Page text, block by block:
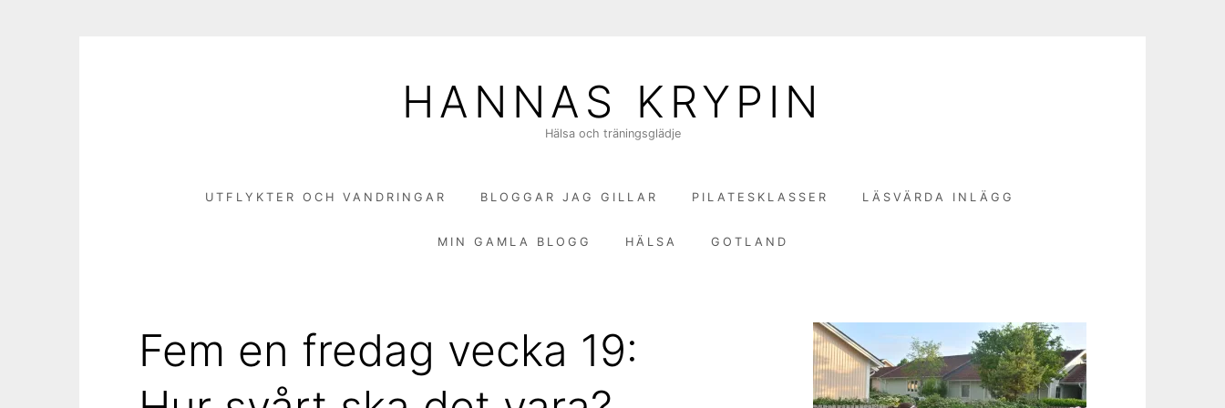
HANNAS KRYPIN
Hälsa och träningsglädje
UTFLYKTER OCH VANDRINGAR BLOGGAR JAG GILLAR PILATESKLASSER LÄSVÄRDA INLÄGG
MIN GAMLA BLOGG HÄLSA GOTLAND
Fem en fredag vecka 19: